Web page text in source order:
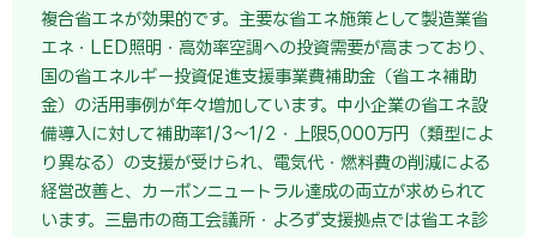
複合省エネが効果的です。主要な省エネ施策として製造業省
エネ・LED照明・高効率空調への投資需要が高まっており、
国の省エネルギー投資促進支援事業費補助金（省エネ補助
金）の活用事例が年々増加しています。中小企業の省エネ設
備導入に対して補助率1/3〜1/2・上限5,000万円（類型によ
り異なる）の支援が受けられ、電気代・燃料費の削減による
経営改善と、カーボンニュートラル達成の両立が求められて
います。三島市の商工会議所・よろず支援拠点では省エネ診